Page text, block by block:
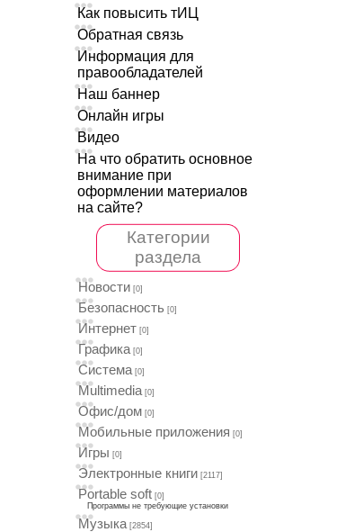
Как повысить тИЦ
Обратная связь
Информация для
правообладателей
Наш баннер
Онлайн игры
Видео
На что обратить основное
внимание при
оформлении материалов
на сайте?
Категории
раздела
Новости [0]
Безопасность [0]
Интернет [0]
Графика [0]
Система [0]
Multimedia [0]
Офис/дом [0]
Мобильные приложения [0]
Игры [0]
Электронные книги [2117]
Portable soft [0]
Программы не требующие установки
Музыка [2854]